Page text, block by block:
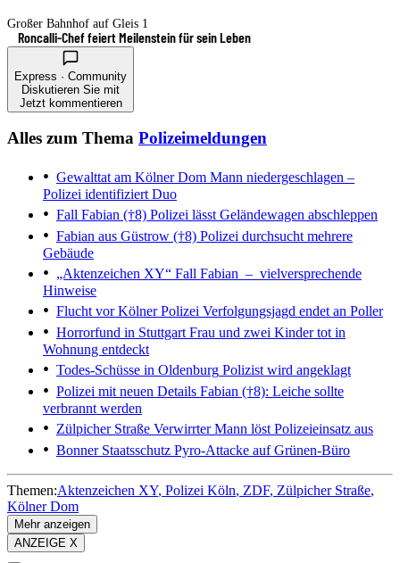
Großer Bahnhof auf Gleis 1
Roncalli-Chef feiert Meilenstein für sein Leben
Express · Community
Diskutieren Sie mit
Jetzt kommentieren
Alles zum Thema Polizeimeldungen
Gewalttat am Kölner Dom Mann niedergeschlagen –
Polizei identifiziert Duo
Fall Fabian (†8) Polizei lässt Geländewagen abschleppen
Fabian aus Güstrow (†8) Polizei durchsucht mehrere
Gebäude
„Aktenzeichen XY“ Fall Fabian – vielversprechende
Hinweise
Flucht vor Kölner Polizei Verfolgungsjagd endet an Poller
Horrorfund in Stuttgart Frau und zwei Kinder tot in
Wohnung entdeckt
Todes-Schüsse in Oldenburg Polizist wird angeklagt
Polizei mit neuen Details Fabian (†8): Leiche sollte
verbrannt werden
Zülpicher Straße Verwirrter Mann löst Polizeieinsatz aus
Bonner Staatsschutz Pyro-Attacke auf Grünen-Büro
Themen:Aktenzeichen XY Polizei Köln ZDF Zülpicher Straße
Kölner Dom
Mehr anzeigen
ANZEIGE X